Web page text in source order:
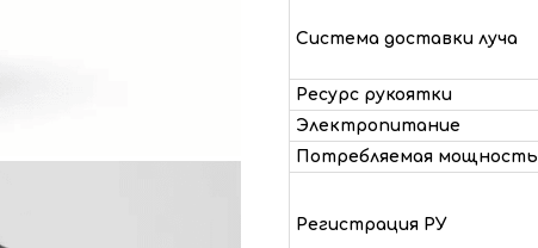
Система доставки луча
Ресурс рукоятки
Электропитание
Потребляемая мощность
Регистрация РУ